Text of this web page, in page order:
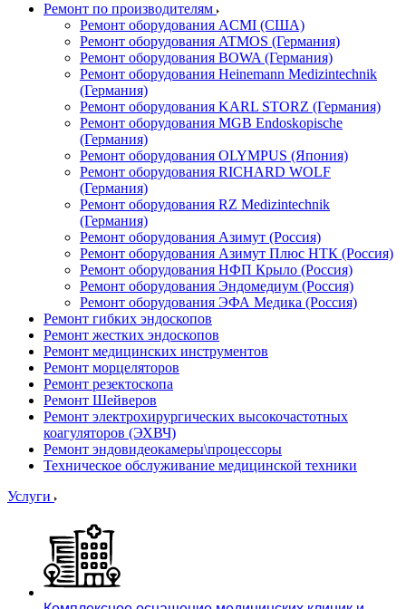
Ремонт по производителям
Ремонт оборудования ACMI (США)
Ремонт оборудования ATMOS (Германия)
Ремонт оборудования BOWA (Германия)
Ремонт оборудования Heinemann Medizintechnik
(Германия)
Ремонт оборудования KARL STORZ (Германия)
Ремонт оборудования MGB Endoskopische
(Германия)
Ремонт оборудования OLYMPUS (Япония)
Ремонт оборудования RICHARD WOLF
(Германия)
Ремонт оборудования RZ Medizintechnik
(Германия)
Ремонт оборудования Азимут (Россия)
Ремонт оборудования Азимут Плюс НТК (Россия)
Ремонт оборудования НФП Крыло (Россия)
Ремонт оборудования Эндомедиум (Россия)
Ремонт оборудования ЭФА Медика (Россия)
Ремонт гибких эндоскопов
Ремонт жестких эндоскопов
Ремонт медицинских инструментов
Ремонт морцеляторов
Ремонт резектоскопа
Ремонт Шейверов
Ремонт электрохирургических высокочастотных
коагуляторов (ЭХВЧ)
Ремонт эндовидеокамеры\процессоры
Техническое обслуживание медицинской техники
Услуги